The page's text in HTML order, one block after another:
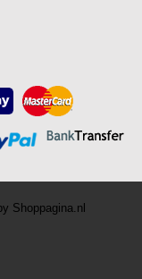
Shoppagina.nl